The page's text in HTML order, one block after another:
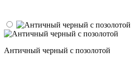
Античный черный с позолотой